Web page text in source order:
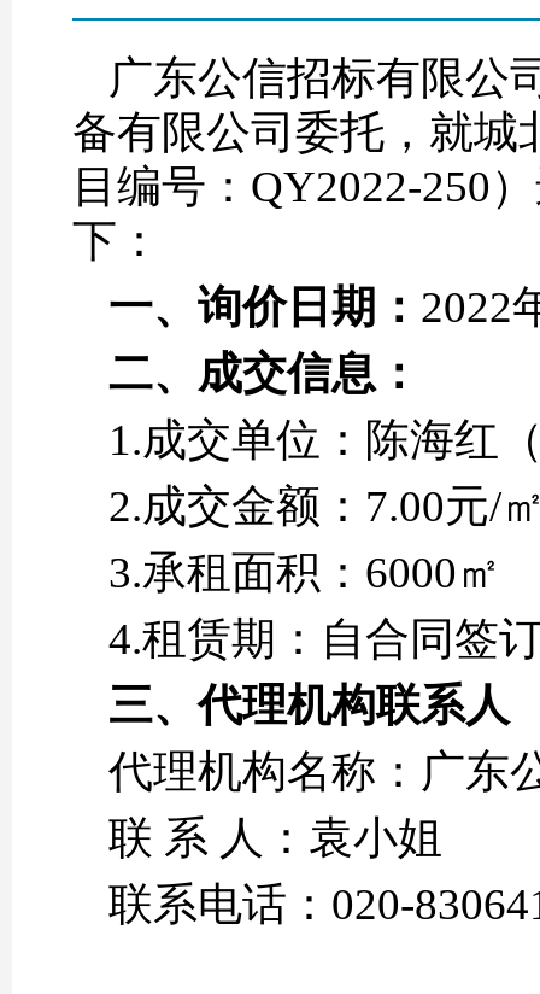
广东公信招标有限公
备有限公司委托，就城
目编号：QY2022-250
下：
一、 询价日期 ： 2022
二、 成交信息：
1.成交单位：陈海红
2.成交金额：7.00元/
3.承租面积：6000㎡
4.租赁期：自合同签
三、代理机构联系人
代理机构名称：广东
联 系 人：袁小姐
联系电话：020-